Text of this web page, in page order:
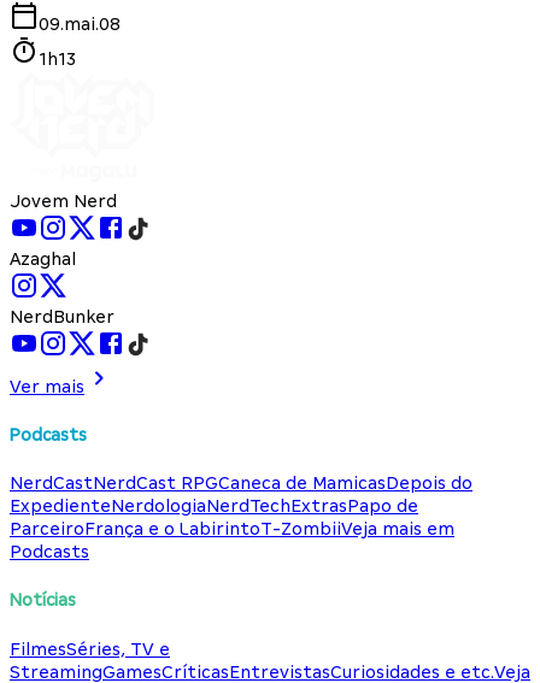
09.mai.08
1h13
Jovem Nerd
Azaghal
NerdBunker
Ver mais
Podcasts
NerdCastNerdCast RPGCaneca de MamicasDepois do
ExpedienteNerdologiaNerdTechExtrasPapo de
ParceiroFrança e o LabirintoT-ZombiiVeja mais em
Podcasts
Notícias
FilmesSéries, TV e
StreamingGamesCríticasEntrevistasCuriosidades e etc.Veja